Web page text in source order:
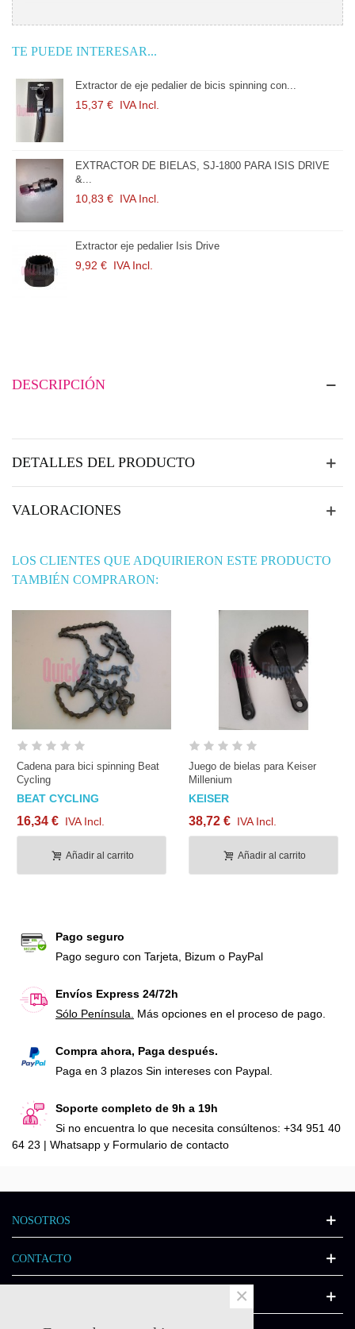
TE PUEDE INTERESAR...
Extractor de eje pedalier de bicis spinning con...
15,37 € IVA Incl.
EXTRACTOR DE BIELAS, SJ-1800 PARA ISIS DRIVE
10,83 € IVA Incl.
Extractor eje pedalier Isis Drive
9,92 € IVA Incl.
DESCRIPCIÓN
DETALLES DEL PRODUCTO
VALORACIONES
LOS CLIENTES QUE ADQUIRIERON ESTE PRODUCTO
TAMBIÉN COMPRARON:
Cadena para bici spinning Beat
Cycling
BEAT CYCLING
16,34 € IVA Incl.
Añadir al carrito
Juego de bielas para Keiser
Millenium
KEISER
38,72 € IVA Incl.
Añadir al carrito
Pago seguro
Pago seguro con Tarjeta, Bizum o PayPal
Envíos Express 24/72h
Sólo Península.
Más opciones en el proceso de pago.
Compra ahora, Paga después.
Paga en 3 plazos Sin intereses con Paypal.
Soporte completo de 9h a 19h
Si no encuentra lo que necesita consúltenos: +34 951 40
64 23 | Whatsapp y Formulario de contacto
NOSOTROS
CONTACTO
×